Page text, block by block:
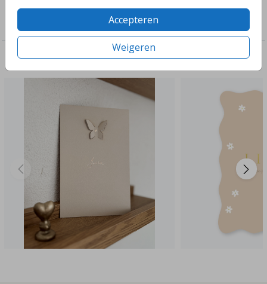
Accepteren
Weigeren
Collectie
Deze ontwerpen vind je misschien ook leuk